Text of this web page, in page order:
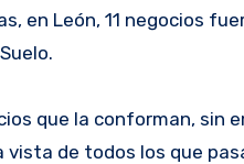
en León, 11 negocios
que la conforman, sin
de todos los que